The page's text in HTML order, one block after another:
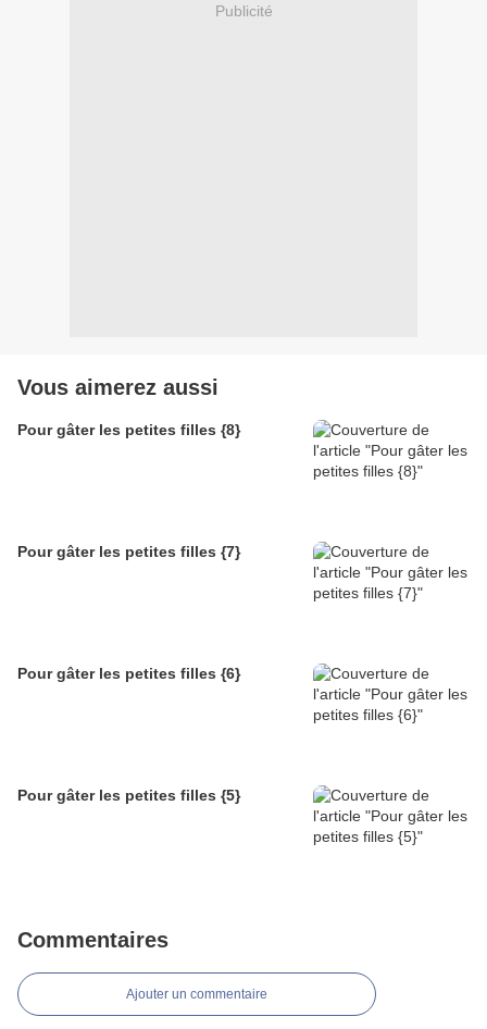
Publicité
Vous aimerez aussi
Pour gâter les petites filles {8}
Pour gâter les petites filles {7}
Pour gâter les petites filles {6}
Pour gâter les petites filles {5}
Commentaires
Ajouter un commentaire